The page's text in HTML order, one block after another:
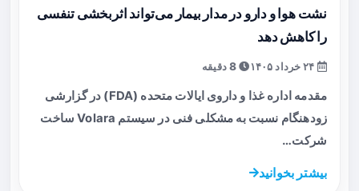
نشت هوا و دارو در مدار بیمار می‌تواند اثربخشی تنفسی
را کاهش دهد
8 دقیقه
مقدمه اداره غذا و داروی ایالات متحده (FDA) در گزارشی
زودهنگام نسبت به مشکلی فنی در سیستم Volara ساخت
شرکت…
بیشتر بخوانید